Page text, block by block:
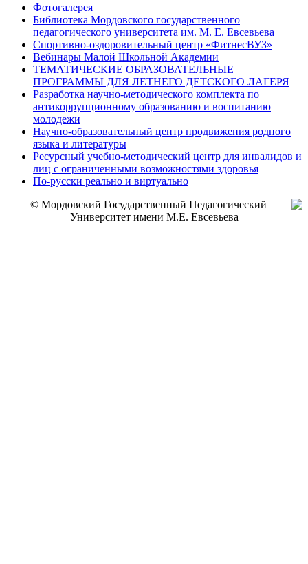
Фотогалерея
Библиотека Мордовского государственного
педагогического университета им. М. Е. Евсевьева
Спортивно-оздоровительный центр «ФитнесВУЗ»
Вебинары Малой Школьной Академии
ТЕМАТИЧЕСКИЕ ОБРАЗОВАТЕЛЬНЫЕ
ПРОГРАММЫ ДЛЯ ЛЕТНЕГО ДЕТСКОГО ЛАГЕРЯ
Разработка научно-методического комплекта по
антикоррупционному образованию и воспитанию
молодежи
Научно-образовательный центр продвижения родного
языка и литературы
Ресурсный учебно-методический центр для инвалидов и
лиц с ограниченными возможностями здоровья
По-русски реально и виртуально
© Мордовский Государственный Педагогический
Университет имени М.Е. Евсевьева